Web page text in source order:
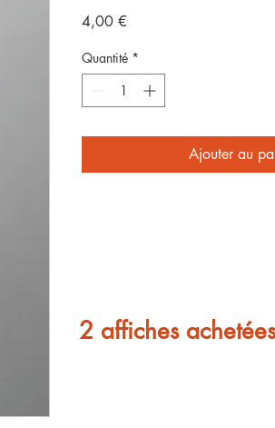
4,00 €
Quantité *
Ajouter au
2 affiches